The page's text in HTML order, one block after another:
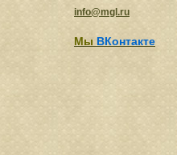
info@mgl.ru
Мы ВКонтакте